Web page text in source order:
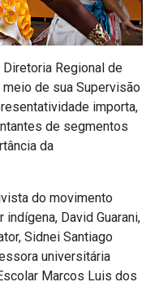
Regional de
de sua Supervisão
importa,
de segmentos
da
do movimento
indígena, David Guarani,
Sidnei Santiago
universitária
Marcos Luis dos